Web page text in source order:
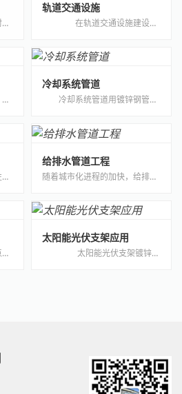
在农业大棚、灌溉系统、农村供水工程以及畜牧业设施中，镀锌钢管的应用不仅提升了工程的质量和效率，还为农民的生产生活方式带来了显著改善。本文将从镀锌钢管的性能特点、应用场景、安装技术及未来发展方向等方面，探讨其在三农领域的解决方案。···
轨道交通设施
在轨道交通设施建设中，镀锌钢管发挥着不可或缺的作用。从地铁站的通风系统到排水管道，再到电气线路的保护套管，镀锌钢管凭借其优越的性能确保了轨道交通系统的安全、高···
在高速公路建设中，护栏起着至关重要的作用，它是保障行车安全的重要设施。镀锌钢管凭借其独特的性能优势，成为高速公路护栏的常用材料之一。本文将详细阐述镀锌钢管在高···
冷却系统管道
冷却系统管道用镀锌钢管应用解决方案在众多工业冷却系统中，管道的选择至关重要，而镀锌钢管凭借其独特的性能优势成为了一种常见且可靠的选择。本文将详细探讨镀锌钢管在冷···
镀锌钢管凭借其独特的防腐性能与机械强度，成为石油天然气输送管道的重要材料之一。热浸镀锌工艺通过在钢管表面形成致密锌层，有效隔绝氧气和水分，延缓金属氧化。对于含硫化氢、二氧化碳等腐蚀性成分的油气介质，镀锌层可降低化学腐蚀速率，延长管道服役寿命。···
给排水管道工程
随着城市化进程的加快，给排水管道系统作为城市基础设施的重要组成部分，其设计与施工质量直接影响到城市运行的效率和居民的生活品质。镀锌钢管因其优异的耐腐蚀性能、高强度和良好的加工性能，成为给排水管道系统中的重要材料。···
本文将从镀锌钢管的性能特点、应用场景、安装技术及未来发展方向等方面，探讨其在消防工程中的解决方案。镀锌钢管因其优异的耐腐蚀性、高强度以及安装简便等特点，成为消防工程中广泛应用的管道材料。···
太阳能光伏支架应用
太阳能光伏支架镀锌管应用解决方案 产品用途：光伏行业管式换热器 客户要求： 1.工件尺寸：直径>3m，高2.5m 2.曲面打孔 加工设备;三菱落地镗铣床 民用···